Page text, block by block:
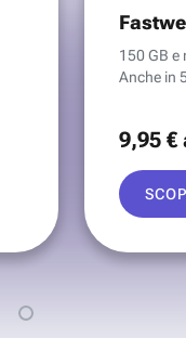
150 GB e
Anche in
9,95 €